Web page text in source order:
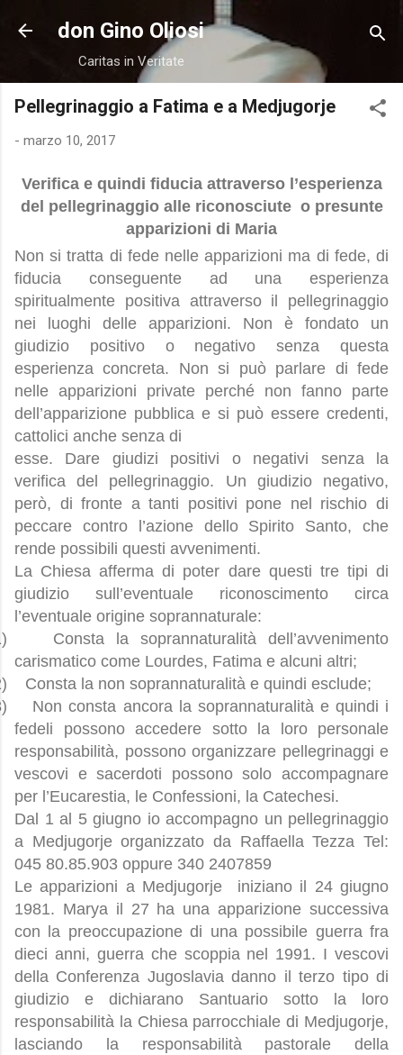
Passa ai contenuti principali
don Gino Oliosi
Caritas in Veritate
Pellegrinaggio a Fatima e a Medjugorje
- marzo 10, 2017
Verifica e quindi fiducia attraverso l’esperienza
del pellegrinaggio alle riconosciute o presunte
apparizioni di Maria
Non si tratta di fede nelle apparizioni ma di fede, di
fiducia conseguente ad una esperienza
spiritualmente positiva attraverso il pellegrinaggio
nei luoghi delle apparizioni. Non è fondato un
giudizio positivo o negativo senza questa
esperienza concreta. Non si può parlare di fede
nelle apparizioni private perché non fanno parte
dell’apparizione pubblica e si può essere credenti,
cattolici anche senza di
esse. Dare giudizi positivi o negativi senza la
verifica del pellegrinaggio. Un giudizio negativo,
però, di fronte a tanti positivi pone nel rischio di
peccare contro l’azione dello Spirito Santo, che
rende possibili questi avvenimenti.
La Chiesa afferma di poter dare questi tre tipi di
giudizio sull’eventuale riconoscimento circa
l’eventuale origine soprannaturale:
Consta la soprannaturalità dell’avvenimento
carismatico come Lourdes, Fatima e alcuni altri;
Consta la non soprannaturalità e quindi esclude;
Non consta ancora la soprannaturalità e quindi i
fedeli possono accedere sotto la loro personale
responsabilità, possono organizzare pellegrinaggi e
vescovi e sacerdoti possono solo accompagnare
per l’Eucarestia, le Confessioni, la Catechesi.
Dal 1 al 5 giugno io accompagno un pellegrinaggio
a Medjugorje organizzato da Raffaella Tezza Tel:
045 80.85.903 oppure 340 2407859
Le apparizioni a Medjugorje
iniziano il 24 giugno
1981. Marya il 27 ha una apparizione successiva
con la preoccupazione di una possibile guerra fra
dieci anni, guerra che scoppia nel 1991. I vescovi
della Conferenza Jugoslavia danno il terzo tipo di
giudizio e dichiarano Santuario sotto la loro
responsabilità la Chiesa parrocchiale di Medjugorje,
lasciando la responsabilità pastorale della